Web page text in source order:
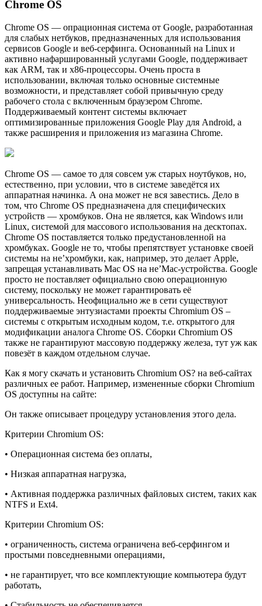
Chrome OS
Chrome OS — опрационная система от Google, разработанная
для слабых нетбуков, предназначенных для использования
сервисов Google и веб-серфинга. Основанный на Linux и
активно нафаршированный услугами Google, поддерживает
как ARM, так и x86-процессоры. Очень проста в
использовании, включая только основные системные
возможности, и представляет собой привычную среду
рабочего стола с включенным браузером Chrome.
Поддерживаемый контент системы включает
оптимизированные приложения Google Play для Android, а
также расширения и приложения из магазина Chrome.
Chrome OS — самое то для совсем уж старых ноутбуков, но,
естественно, при условии, что в системе заведётся их
аппаратная начинка. А она может не вся завестись. Дело в
том, что Chrome OS предназначена для специфических
устройств — хромбуков. Она не является, как Windows или
Linux, системой для массового использования на десктопах.
Chrome OS поставляется только предустановленной на
хромбуках. Google не то, чтобы препятствует установке своей
системы на не’хромбуки, как, например, это делает Apple,
запрещая устанавливать Mac OS на не’Mac-устройства. Google
просто не поставляет официально свою операционную
систему, поскольку не может гарантировать её
универсальность. Неофициально же в сети существуют
поддерживаемые энтузиастами проекты Chromium OS –
системы с открытым исходным кодом, т.е. открытого для
модификации аналога Chrome OS. Сборки Chromium OS
также не гарантируют массовую поддержку железа, тут уж как
повезёт в каждом отдельном случае.
Как я могу скачать и установить Chromium OS? на веб-сайтах
различных ее работ. Например, измененные сборки Chromium
OS доступны на сайте:
Он также описывает процедуру установления этого дела.
Критерии Chromium OS:
• Операционная система без оплаты,
• Низкая аппаратная нагрузка,
• Активная поддержка различных файловых систем, таких как
NTFS и Ext4.
Критерии Chromium OS:
• ограниченность, система ограничена веб-серфингом и
простыми повседневными операциями,
• не гарантирует, что все комплектующие компьютера будут
работать,